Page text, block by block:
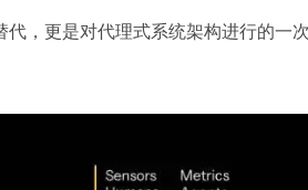
，更是对代理式系统架构进行的一次